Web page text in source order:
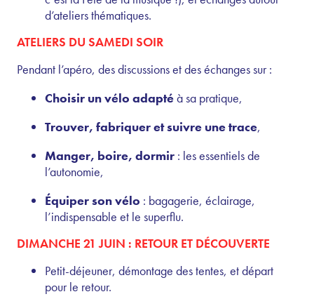
d’ateliers thématiques.
ATELIERS DU SAMEDI SOIR
Pendant l’apéro, des discussions et des échanges sur :
Choisir un vélo adaptéà sa pratique,
Trouver, fabriquer et suivre une trace,
Manger, boire, dormir : les essentiels de
l’autonomie,
Équiper son vélo : bagagerie, éclairage,
l’indispensable et le superflu.
DIMANCHE 21 JUIN : RETOUR ET DÉCOUVERTE
Petit-déjeuner, démontage des tentes, et départ
pour le retour.